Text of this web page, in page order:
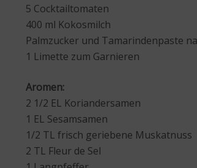
5 Cocktailtomaten
400 ml Kokosmilch
Palmzucker und Tamarindenpaste
1 Limette zum Garnieren
Aromen:
2 1/2 EL Koriandersamen
1 EL Sesamsamen
1/2 TL frisch geriebene Muskatnuss
2 TL Fleur de Sel